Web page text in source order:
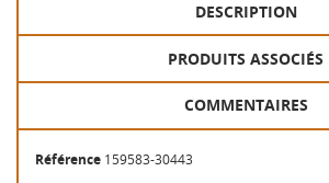
DESCRIPTION
PRODUITS ASSOCIÉS
COMMENTAIRES
Référence 159583-30443